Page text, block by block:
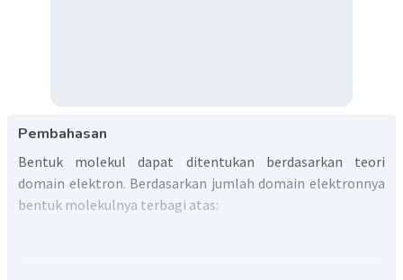
Pembahasan
Bentuk molekul dapat ditentukan berdasarkan teori
domain elektron. Berdasarkan jumlah domain elektronnya
bentuk molekulnya terbagi atas: